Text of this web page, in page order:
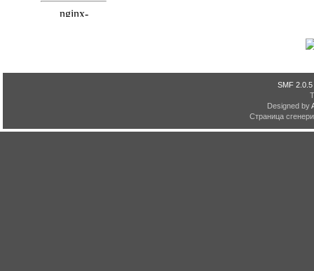
SMF 2.0.5
Designed by
Страница